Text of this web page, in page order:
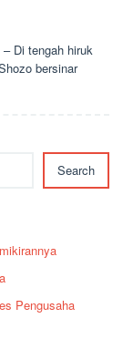
Di tengah hiruk
bersinar
Search
Pengusaha